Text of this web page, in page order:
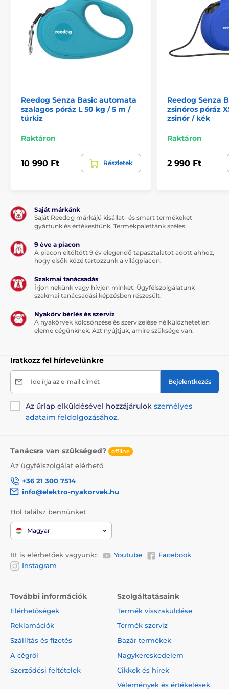
Multipozíciós szalag...
semmilyen hirtelen mozdulat miatt sem veszítheti el
a kontrollt a póráz felett. Gond nélkül sétáltathatja
házi kedvencét. A póráz tökéletesen alkalmazkodik a
mozgásirányhoz. Nemcsak Ön fogja jól érezni magát,
hanem kutyája és élvezni fogja a sétáltatást.
szakítószilárdságú anyagból készült. A szövet kiválóan
ellenáll a terhelésnek. A minőségi tekercselő
(szalagfeltekerő) mechanizmus biztosítja a szalag
és nem akad el.
A póráz vitathatatlan előnye a design, mely nemcsak
hogy stílusos, de a kényelmét is biztosítja! A
kényelmes és megbízható fogásról az ergonomikus
fogantyú gondoskodik. A kutya nyakörve krómozott
karabiner segítségével csatlakoztató a pórázhoz.
Amennyiben egy termék esetében a minőség és a
megkedvelheti. A Reedog Senza automata póráz
eredeti és praktikus designnal lett ellátva. A termék
kapható.
Reedog Senza Basic automata
szalagos póráz L 50 kg / 5 m /
türkiz
Raktáron
10 990 Ft Részletek
Reedog Senza
zsinóros póráz
zsinór / kék
Raktáron
2 990 Ft
Saját márkánk
Saját Reedog márkájú kisállat- és smart termékeket
gyártunk és értékesítünk. Termékpalettánk széles.
9 éve a piacon
A piacon eltöltött 9 év elegendő tapasztalatot adott ahhoz,
hogy elsők közé tartozzunk a világpiacon.
Szakmai tanácsadás
Írjon nekünk vagy hívjon minket. Ügyfélszolgálatunk
szakmai tanácsadási képzésben részesült.
Nyakörv bérlés és szerviz
A nyakörvek kölcsönzése és szervizelése nélkülözhetetlen
eleme cégünknek. Azt nyújtjuk, amire szüksége van.
Iratkozz fel hírlevelünkre
Ide írja az e-mail címét Bejelentkezés
Az űrlap elküldésével hozzájárulok személyes
adataim feldolgozásához.
Tanácsra van szükséged? offline
Az ügyfélszolgálat elérhető
+36 21 300 7514
info@elektro-nyakorvek.hu
Hol találsz bennünket
Magyar
Itt is elérhetőek vagyunk:: Youtube
Facebook
Instagram
További információk
Elérhetőségek
Reklamációk
Szállítás és fizetés
A cégről
Szerződési feltételek
Szolgáltatásaink
Termék visszaküldése
Termék szerviz
Bazár termékek
Nagykereskedelem
Cikkek és hírek
Vélemények és értékelések